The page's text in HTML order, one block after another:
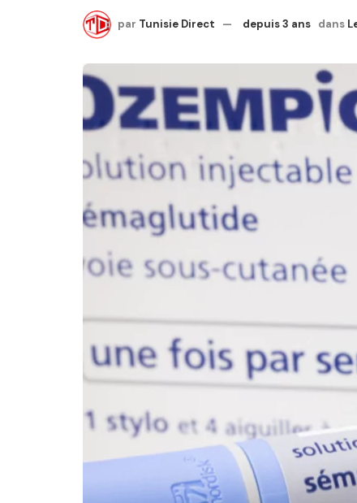
par Tunisie Direct depuis 3 ans dans